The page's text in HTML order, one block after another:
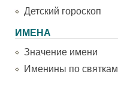
Детский гороскоп
ИМЕНА
Значение имени
Именины по святкам